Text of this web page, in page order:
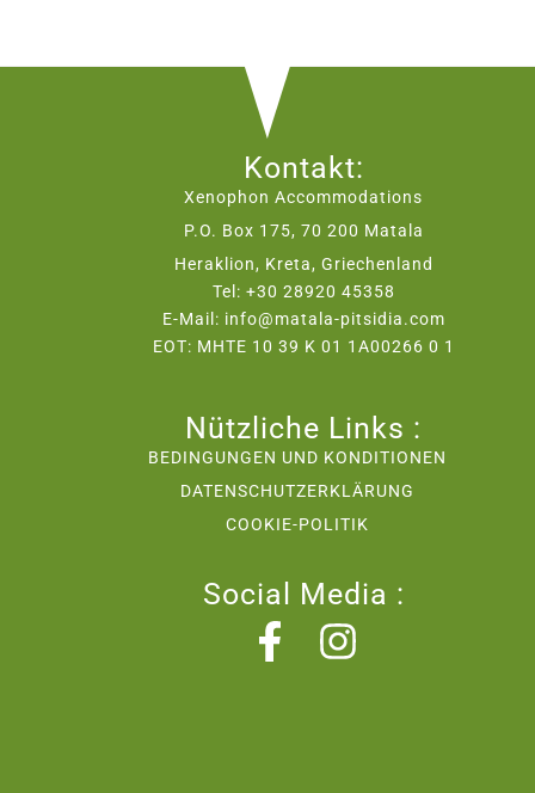
Kontakt:
Xenophon Accommodations
P.O. Box 175, 70 200 Matala
Heraklion, Kreta, Griechenland
Tel: +30 28920 45358
E-Mail: info@matala-pitsidia.com
EOT: MHTE 10 39 K 01 1A00266 0 1
Nützliche Links :
BEDINGUNGEN UND KONDITIONEN
DATENSCHUTZERKLÄRUNG
COOKIE-POLITIK
Social Media :